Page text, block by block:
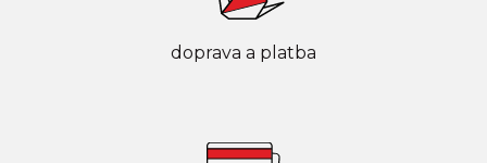
doprava a platba